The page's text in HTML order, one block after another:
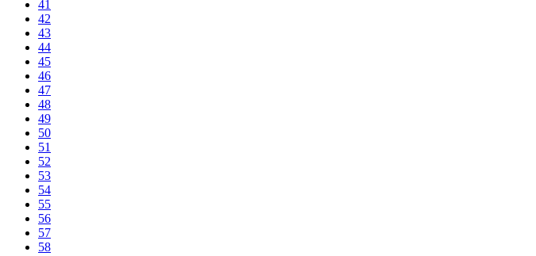
41
42
43
44
45
46
47
48
49
50
51
52
53
54
55
56
57
58